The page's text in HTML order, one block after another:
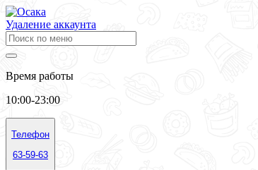
Удаление аккаунта
Время работы
10:00-23:00
Телефон
63-59-63